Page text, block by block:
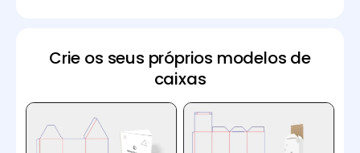
Crie os seus próprios modelos de
caixas